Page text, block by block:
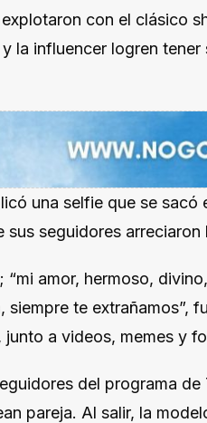
con el clásico
la influencer logren
una selfie que se sacó
sus seguidores
“mi amor, hermoso,
siempre te extrañamos”,
a videos, memes y
del programa
pareja. Al salir, la